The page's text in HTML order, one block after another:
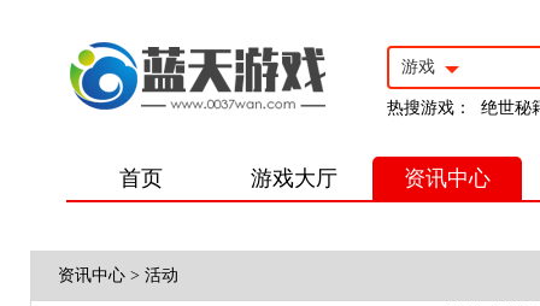
游戏
热搜游戏： 绝世秘
首页 游戏大厅 资讯中心
资讯中心 > 活动